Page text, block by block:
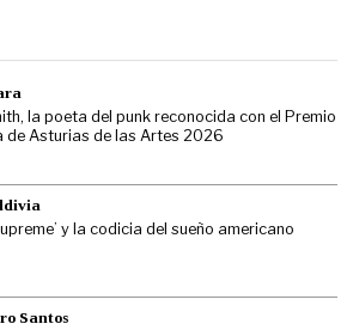
la poeta del punk reconocida con el Premio
de Asturias de las Artes 2026
y la codicia del sueño americano
Santos